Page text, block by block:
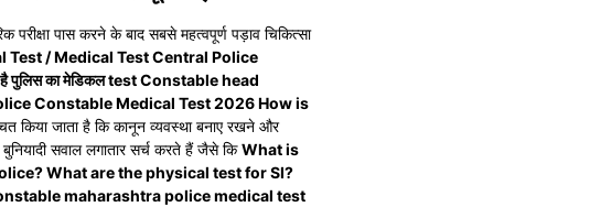
पास करने के बाद सबसे महत्वपूर्ण पड़ाव चिकित्सा
Test / Medical Test Central Police
है पुलिस का मेडिकल test Constable head
Constable Medical Test 2026 How is
किया जाता है कि कानून व्यवस्था बनाए रखने और
सवाल लगातार सर्च करते हैं जैसे किWhat is
What are the physical test for SI?
maharashtra police medical test